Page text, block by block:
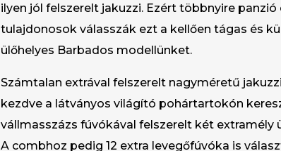
ilyen jól felszerelt jakuzzi. Ezért többnyire panzió
tulajdonosok válasszák ezt a kellően tágas és
ülőhelyes Barbados modellünket.
Számtalan extrával felszerelt nagyméretű
kezdve a látványos világító pohártartokón
vállmasszázs fúvókával felszerelt két extramély
A combhoz pedig 12 extra levegőfúvóka is